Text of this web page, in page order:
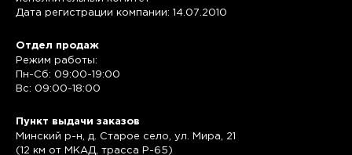
Дата регистрации компании: 14.07.2010
Отдел продаж
Режим работы:
Пн-Сб: 09:00-19:00
Вс: 09:00-18:00
Пункт выдачи заказов
Минский р-н, д. Старое село, ул. Мира, 21
(12 км от МКАД, трасса P-65)